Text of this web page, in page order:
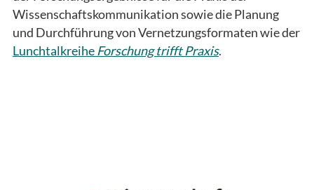
Wissenschaftskommunikation sowie die Planung
und Durchführung von Vernetzungsformaten wie der
Lunchtalkreihe Forschung trifft Praxis.